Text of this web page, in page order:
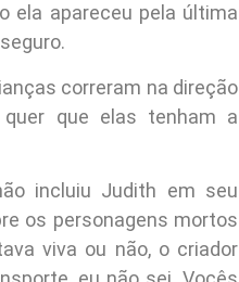
ela apareceu pela última
correram na direção
que elas tenham a
incluiu Judith em seu
os personagens mortos
viva ou não, o criador